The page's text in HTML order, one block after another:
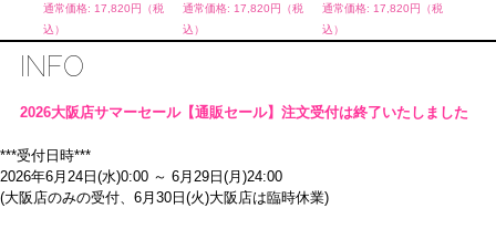
通常価格: 17,820円（税
込）
通常価格: 17,820円（税
込）
通常価格: 17,820円（税
込）
INFO
2026大阪店サマーセール【通販セール】注文受付は終了いたしました
***受付日時***
2026年6月24日(水)0:00 ～ 6月29日(月)24:00
(大阪店のみの受付、6月30日(火)大阪店は臨時休業)